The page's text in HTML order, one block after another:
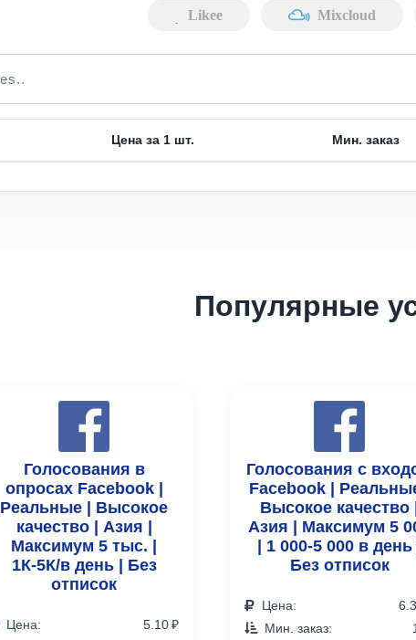
Likee Mixcloud
Цена за 1 шт. Мин. заказ
Популярные
Голосования в
опросах Facebook |
Реальные | Высокое
качество | Азия |
Максимум 5 тыс. |
1К-5К/в день | Без
отписок
Цена:
5.10 ₽
Голосования с
Facebook |
Высокое качество
Азия | Максимум 5
| 1 000-5 000 в день
Без отписок
Цена:
Мин. заказ: